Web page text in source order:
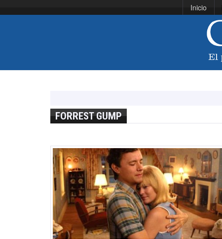
Inicio
FORREST GUMP